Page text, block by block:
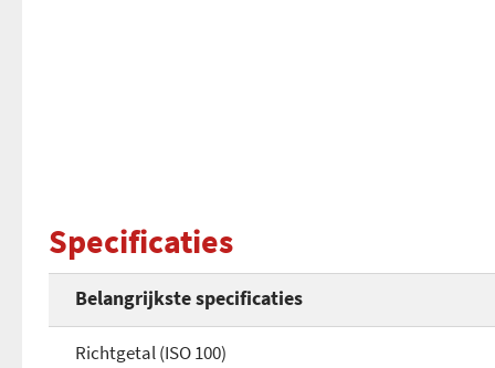
Specificaties
Belangrijkste specificaties
Richtgetal (ISO 100)